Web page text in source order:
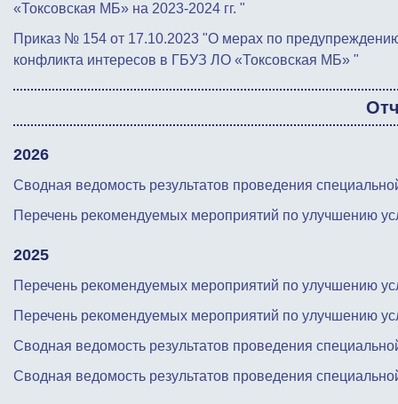
«Токсовская МБ» на 2023-2024 гг. "
Приказ № 154 от 17.10.2023 "О мерах по
конфликта интересов в ГБУЗ ЛО «Токсовская МБ» "
2026
Сводная ведомость результатов проведения
Перечень рекомендуемых мероприятий по улучшению
2025
Перечень рекомендуемых мероприятий по улучшению
Перечень рекомендуемых мероприятий по улучшению
Сводная ведомость результатов проведения
Сводная ведомость результатов проведения